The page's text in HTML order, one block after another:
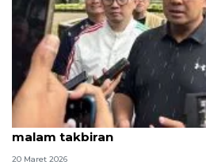
Pemkot Bandung batasi
malam takbiran
20 Maret 2026